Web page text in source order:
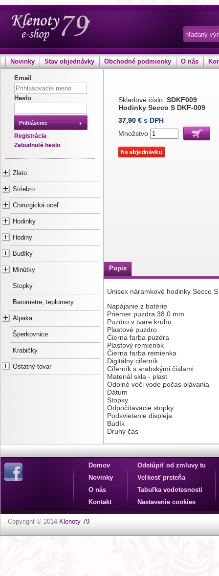
Novinky Stav objednávky Obchodné podmienky O nás
Email
Heslo
Prihlásenie
Registrácia
Zabudnuté heslo
Zlato
Striebro
Chirurgická oceľ
Hodinky
Hodiny
Budíky
Minútky
Stopky
Barometre, teplomery
Alpaka
Šperkovnice
Krabičky
Ostatný tovar
Skladové číslo: SDKF009
Hodinky Secco S DKF-009
37,90 € s DPH
Množstvo
Popis
Unisex náramkové hodinky Secco
Napájanie z batérie
Priemer puzdra 38,0 mm
Puzdro v tvare kruhu
Plastové puzdro
Čierna farba puzdra
Plastový remienok
Čierna farba remienka
Digitálny ciferník
Ciferník s arabskými číslami
Materiál skla - plast
Odolné voči vode počas plávania
Dátum
Stopky
Odpočítavacie stopky
Podsvietenie displeja
Budík
Druhý čas
Domov
Novinky
O nás
Kontakt
Odstúpiť od zmluvy tu
Veľkosť prsteňa
Tabuľka vodotesnosti
Nastavenie cookies
Copyright © 2014 Klenoty 79